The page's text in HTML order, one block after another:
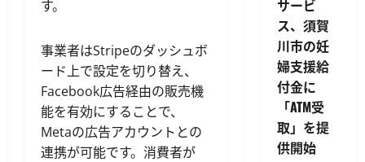
す。
事業者はStripeのダッシュボ
ード上で設定を切り替え、
Facebook広告経由の販売機
能を有効にすることで、
Metaの広告アカウントとの
連携が可能です。消費者が
サービ
ス、須賀
川市の妊
婦支援給
付金に
「ATM受
取」を提
供開始